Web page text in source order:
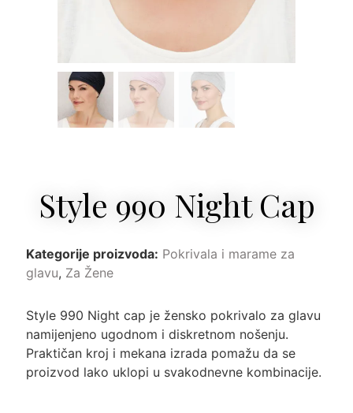
Style 990 Night Cap
Kategorije proizvoda: Pokrivala i marame za
glavu, Za Žene
Style 990 Night cap je žensko pokrivalo za glavu
namijenjeno ugodnom i diskretnom nošenju.
Praktičan kroj i mekana izrada pomažu da se
proizvod lako uklopi u svakodnevne kombinacije.